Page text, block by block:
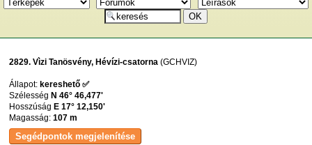
2829. Vìzi Tanösvény, Hévízi-csatorna (GCHVIZ)
Állapot: kereshető ✅
Szélesség N 46° 46,477'
Hosszúság E 17° 12,150'
Magasság:107 m